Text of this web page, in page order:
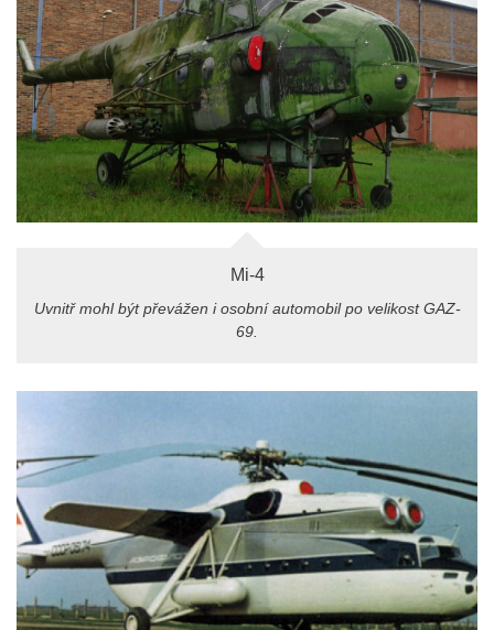
Mi-4
Uvnitř mohl být převážen i osobní automobil po velikost GAZ-
69.